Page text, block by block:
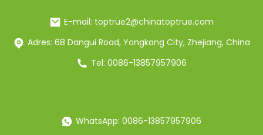
E-mail: toptrue2@chinatoptrue.com
Adres: 68 Dangui Road, Yongkang City, Zhejiang, China
Tel: 0086-13857957906
WhatsApp: 0086-13857957906